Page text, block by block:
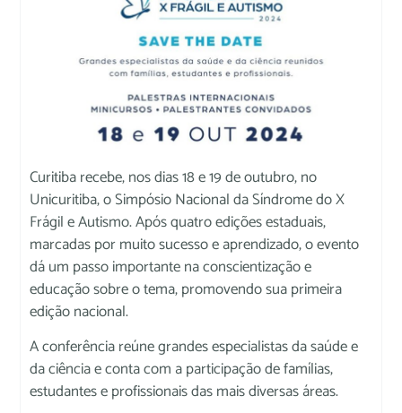
Curitiba recebe, nos dias 18 e 19 de outubro, no
Unicuritiba, o Simpósio Nacional da Síndrome do X
Frágil e Autismo. Após quatro edições estaduais,
marcadas por muito sucesso e aprendizado, o evento
dá um passo importante na conscientização e
educação sobre o tema, promovendo sua primeira
edição nacional.
A conferência reúne grandes especialistas da saúde e
da ciência e conta com a participação de famílias,
estudantes e profissionais das mais diversas áreas.